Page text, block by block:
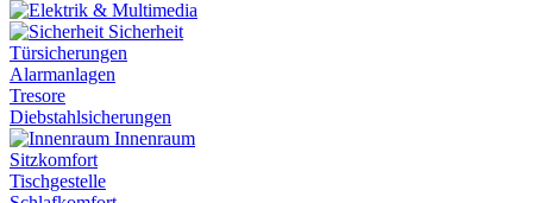
Sicherheit
Türsicherungen
Alarmanlagen
Tresore
Diebstahlsicherungen
Innenraum
Sitzkomfort
Tischgestelle